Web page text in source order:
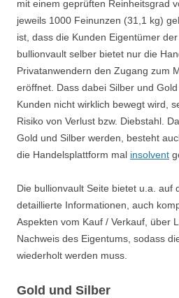
mit einem geprüften Reinheitsgrad
jeweils 1000 Feinunzen (31,1 kg)
ist, dass die Kunden Eigentümer der
bullionvault selber bietet nur die
Privatanwendern den Zugang zum
eröffnet. Dass dabei Silber und
Kunden nicht wirklich bewegt wird,
Risiko von Verlust bzw. Diebstahl.
Gold und Silber werden, besteht
die Handelsplattform mal insolvent
Die bullionvault Seite bietet u.a. auf
detaillierte Informationen, auch
Aspekten vom Kauf / Verkauf, über
Nachweis des Eigentums, sodass
wiederholt werden muss.
Gold und Silber